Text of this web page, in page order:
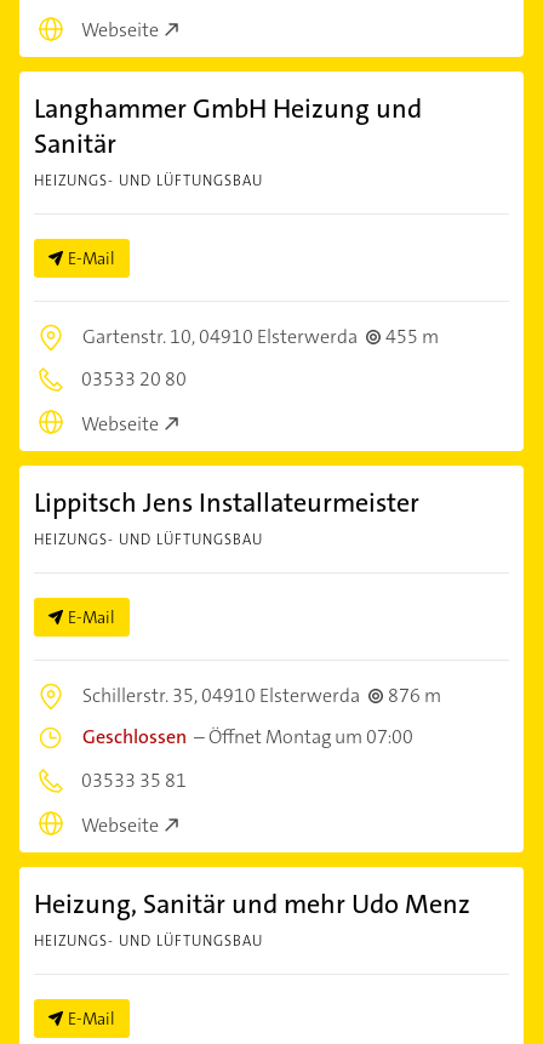
Webseite
Langhammer GmbH Heizung und
Sanitär
HEIZUNGS- UND LÜFTUNGSBAU
E-Mail
Gartenstr. 10,04910 Elsterwerda
455 m
03533 20 80
Webseite
Lippitsch Jens Installateurmeister
HEIZUNGS- UND LÜFTUNGSBAU
E-Mail
Schillerstr. 35,04910 Elsterwerda
876 m
Geschlossen –Öffnet Montag um 07:00
03533 35 81
Webseite
Heizung, Sanitär und mehr Udo Menz
HEIZUNGS- UND LÜFTUNGSBAU
E-Mail